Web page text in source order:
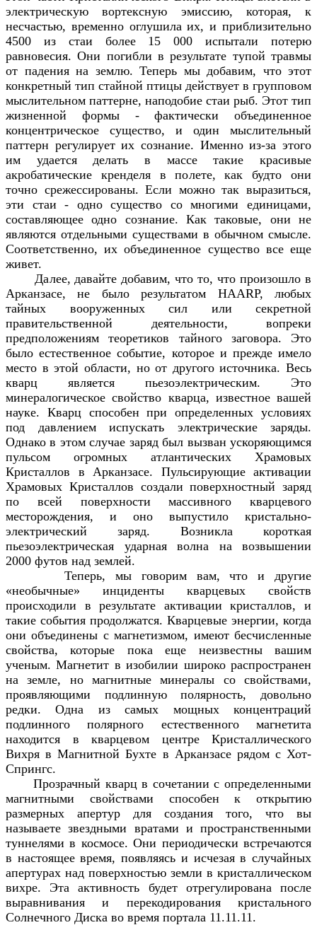
электрическую вортексную эмиссию, которая, к
несчастью, временно оглушила их, и приблизительно
4500 из стаи более 15 000 испытали потерю
равновесия. Они погибли в результате тупой травмы
от падения на землю. Теперь мы добавим, что этот
конкретный тип стайной птицы действует в групповом
мыслительном паттерне, наподобие стаи рыб. Этот тип
жизненной формы - фактически объединенное
концентрическое существо, и один мыслительный
паттерн регулирует их сознание. Именно из-за этого
им удается делать в массе такие красивые
акробатические кренделя в полете, как будто они
точно срежессированы. Если можно так выразиться,
эти стаи - одно существо со многими единицами,
составляющее одно сознание. Как таковые, они не
являются отдельными существами в обычном смысле.
Соответственно, их объединенное существо все еще
живет.
Далее, давайте добавим, что то, что произошло в
Арканзасе, не было результатом HAARP, любых
тайных вооруженных сил или секретной
правительственной деятельности, вопреки
предположениям теоретиков тайного заговора. Это
было естественное событие, которое и прежде имело
место в этой области, но от другого источника. Весь
кварц является пьезоэлектрическим. Это
минералогическое свойство кварца, известное вашей
науке. Кварц способен при определенных условиях
под давлением испускать электрические заряды.
Однако в этом случае заряд был вызван ускоряющимся
пульсом огромных атлантических Храмовых
Кристаллов в Арканзасе. Пульсирующие активации
Храмовых Кристаллов создали поверхностный заряд
по всей поверхности массивного кварцевого
месторождения, и оно выпустило кристально-
электрический заряд. Возникла короткая
пьезоэлектрическая ударная волна на возвышении
2000 футов над землей.
Теперь, мы говорим вам, что и другие
«необычные» инциденты кварцевых свойств
происходили в результате активации кристаллов, и
такие события продолжатся. Кварцевые энергии, когда
они объединены с магнетизмом, имеют бесчисленные
свойства, которые пока еще неизвестны вашим
ученым. Магнетит в изобилии широко распространен
на земле, но магнитные минералы со свойствами,
проявляющими подлинную полярность, довольно
редки. Одна из самых мощных концентраций
подлинного полярного естественного магнетита
находится в кварцевом центре Кристаллического
Вихря в Магнитной Бухте в Арканзасе рядом с Хот-
Спрингс.
Прозрачный кварц в сочетании с определенными
магнитными свойствами способен к открытию
размерных апертур для создания того, что вы
называете звездными вратами и пространственными
туннелями в космосе. Они периодически встречаются
в настоящее время, появляясь и исчезая в случайных
апертурах над поверхностью земли в кристаллическом
вихре. Эта активность будет отрегулирована после
выравнивания и перекодирования кристального
Солнечного Диска во время портала 11.11.11.